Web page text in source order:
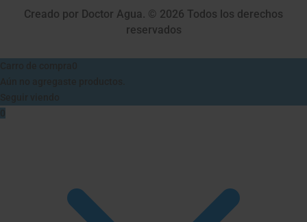
Creado por Doctor Agua. © 2026 Todos los derechos
reservados